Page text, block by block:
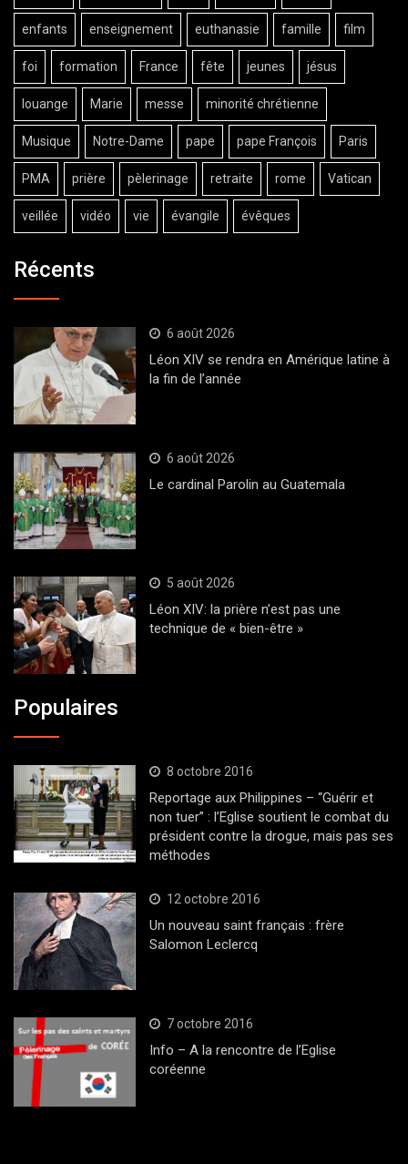
enfants enseignement euthanasie famille film
foi formation France fête jeunes jésus
louange Marie messe minorité chrétienne
Musique Notre-Dame pape pape François Paris
PMA prière pèlerinage retraite rome Vatican
veillée vidéo vie évangile évêques
Récents
6 août 2026
Léon XIV se rendra en Amérique latine à
la fin de l’année
6 août 2026
Le cardinal Parolin au Guatemala
5 août 2026
Léon XIV: la prière n’est pas une
technique de « bien-être »
Populaires
8 octobre 2016
Reportage aux Philippines – “Guérir et
non tuer” : l’Eglise soutient le combat du
président contre la drogue, mais pas ses
méthodes
12 octobre 2016
Un nouveau saint français : frère
Salomon Leclercq
7 octobre 2016
Info – A la rencontre de l’Eglise
coréenne